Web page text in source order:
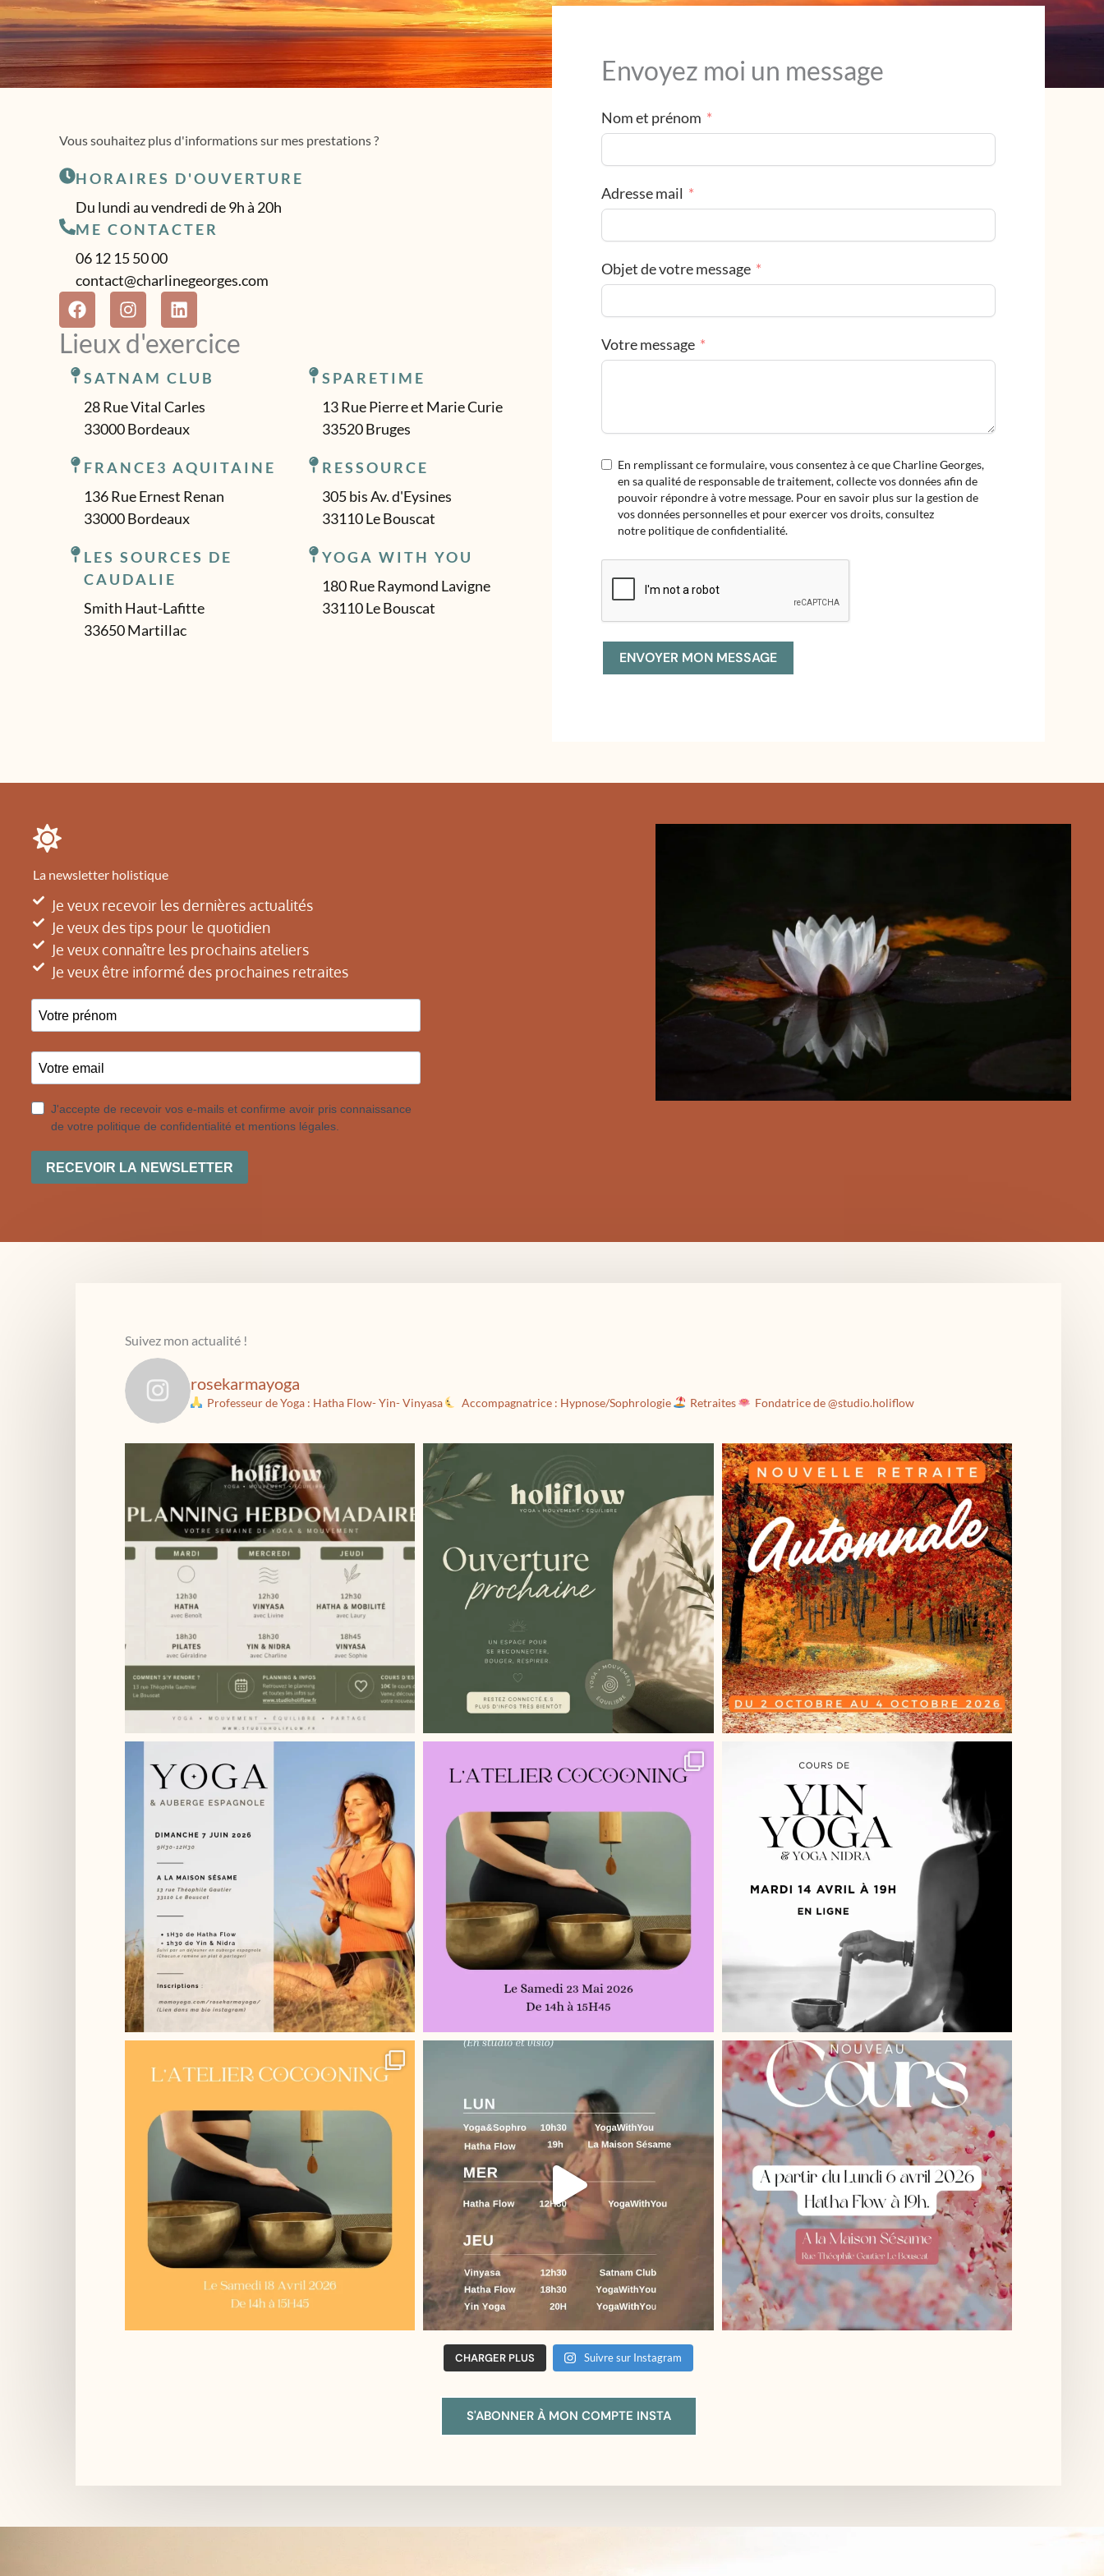
Vous souhaitez plus d'informations sur mes prestations ?
HORAIRES D'OUVERTURE
Du lundi au vendredi de 9h à 20h
ME CONTACTER
06 12 15 50 00
contact@charlinegeorges.com
F
a
c
e
b
o
o
k
I
n
s
t
a
g
r
a
L
i
n
k
e
d
i
n
Lieux d'exercice
SATNAM CLUB
28 Rue Vital Carles
33000 Bordeaux
SPARETIME
13 Rue Pierre et Marie Curie
33520 Bruges
FRANCE3 AQUITAINE
136 Rue Ernest Renan
33000 Bordeaux
RESSOURCE
305 bis Av. d'Eysines
33110 Le Bouscat
LES SOURCES DE
CAUDALIE
Smith Haut-Lafitte
33650 Martillac
YOGA WITH YOU
180 Rue Raymond Lavigne
33110 Le Bouscat
Envoyez moi un message
Nom et prénom
Adresse mail
Objet de votre message
Votre message
En remplissant ce formulaire, vous consentez à ce que Charline Georges,
en sa qualité de responsable de traitement, collecte vos données afin de
pouvoir répondre à votre message. Pour en savoir plus sur la gestion de
vos données personnelles et pour exercer vos droits, consultez
notre politique de confidentialité.
ENVOYER MON MESSAGE
La newsletter holistique
Je veux recevoir les dernières actualités
Je veux des tips pour le quotidien
Je veux connaître les prochains ateliers
Je veux être informé des prochaines retraites
Suivez mon actualité !
rosekarmayoga
Professeur de Yoga : Hatha Flow- Yin- Vinyasa Accompagnatrice : Hypnose/Sophrologie Retraites Fondatrice de @studio.holiflow
CHARGER PLUS Suivre sur Instagram
S'ABONNER À MON COMPTE INSTA